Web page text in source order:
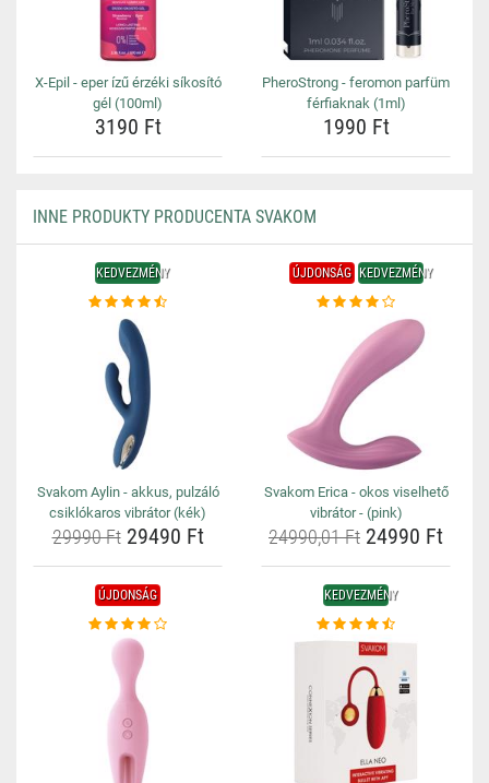
X-Epil - eper ízű érzéki síkosító
gél (100ml)
3190 Ft
PheroStrong - feromon parfüm
férfiaknak (1ml)
1990 Ft
INNE PRODUKTY PRODUCENTA SVAKOM
KEDVEZMÉNY
Svakom Aylin - akkus, pulzáló
csiklókaros vibrátor (kék)
29990 Ft29490 Ft
ÚJDONSÁG KEDVEZMÉNY
Svakom Erica - okos viselhető
vibrátor - (pink)
24990,01 Ft 24990 Ft
ÚJDONSÁG KEDVEZMÉNY